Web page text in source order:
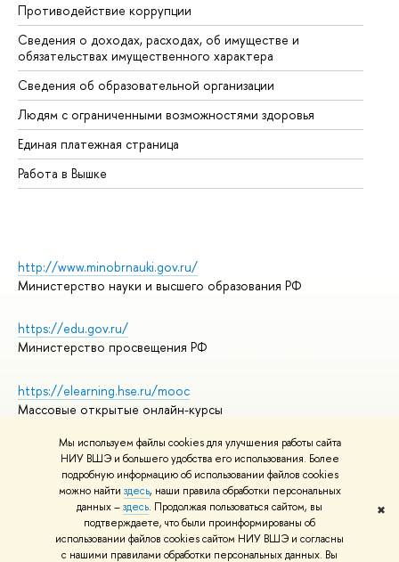
Мы используем файлы cookies для улучшения работы сайта
НИУ ВШЭ и большего удобства его использования. Более
подробную информацию об использовании файлов cookies
можно найти здесь, наши правила обработки персональных
данных –здесь. Продолжая пользоваться сайтом, вы
подтверждаете, что были проинформированы об
использовании файлов cookies сайтом НИУ ВШЭ и согласны
с нашими правилами обработки персональных данных. Вы
✖
Противодействие коррупции
Сведения о доходах, расходах, об имуществе и
обязательствах имущественного характера
Сведения об образовательной организации
Людям с ограниченными возможностями здоровья
Единая платежная страница
Работа в Вышке
http://www.minobrnauki.gov.ru/
Министерство науки и высшего образования РФ
https://edu.gov.ru/
Министерство просвещения РФ
https://elearning.hse.ru/mooc
Массовые открытые онлайн-курсы
© НИУ ВШЭ 1993–2026
Адреса и контакты
Условия использования материалов
Политика конфиденциальности
Правила применения рекомендательных технологий в НИУ ВШЭ